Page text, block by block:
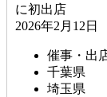
に初出店
2026年2月12日
催事・出
千葉県
埼玉県